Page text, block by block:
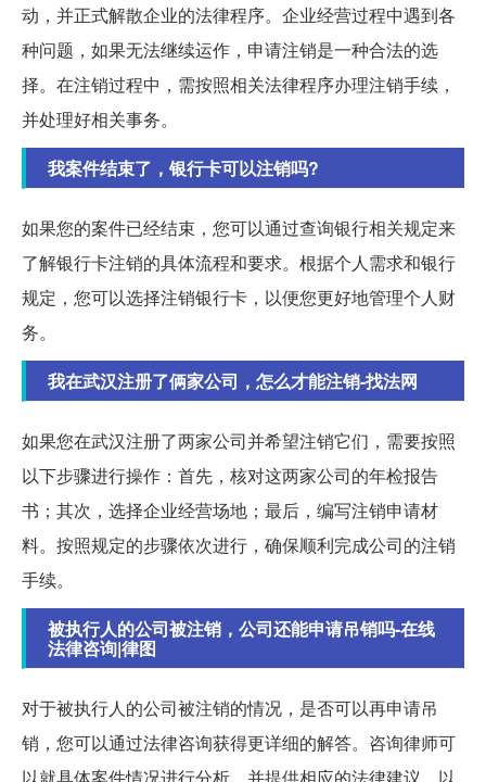
动，并正式解散企业的法律程序。企业经营过程中遇到各
种问题，如果无法继续运作，申请注销是一种合法的选
择。在注销过程中，需按照相关法律程序办理注销手续，
并处理好相关事务。
我案件结束了，银行卡可以注销吗?
如果您的案件已经结束，您可以通过查询银行相关规定来
了解银行卡注销的具体流程和要求。根据个人需求和银行
规定，您可以选择注销银行卡，以便您更好地管理个人财
务。
我在武汉注册了俩家公司，怎么才能注销-找法网
如果您在武汉注册了两家公司并希望注销它们，需要按照
以下步骤进行操作：首先，核对这两家公司的年检报告
书；其次，选择企业经营场地；最后，编写注销申请材
料。按照规定的步骤依次进行，确保顺利完成公司的注销
手续。
被执行人的公司被注销，公司还能申请吊销吗-在线
法律咨询|律图
对于被执行人的公司被注销的情况，是否可以再申请吊
销，您可以通过法律咨询获得更详细的解答。咨询律师可
以就具体案件情况进行分析，并提供相应的法律建议，以